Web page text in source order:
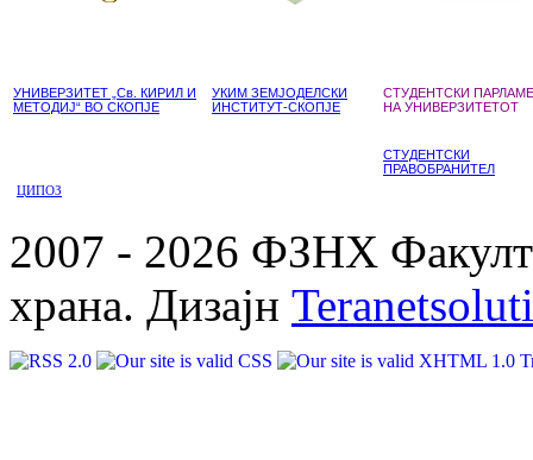
УНИВЕРЗИТЕТ „Св. КИРИЛ И
МЕТОДИЈ“ ВО СКОПЈЕ
УКИМ ЗЕМЈОДЕЛСКИ
ИНСТИТУТ-СКОПЈЕ
СТУДЕНТСКИ
НА УНИВЕРЗИТЕТОТ
СТУДЕНТСКИ
ПРАВОБРАНИТЕЛ
ЦИПОЗ
2007 - 2026 ФЗНХ
храна. Дизајн